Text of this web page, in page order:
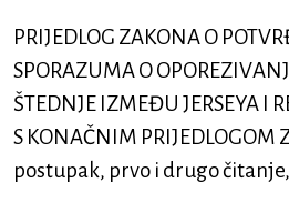
PRIJEDLOG ZAKONA O
SPORAZUMA O
ŠTEDNJE IZMEĐU JERSEYA I
S KONAČNIM PRIJEDLOGOM
postupak, prvo i drugo čitanje,